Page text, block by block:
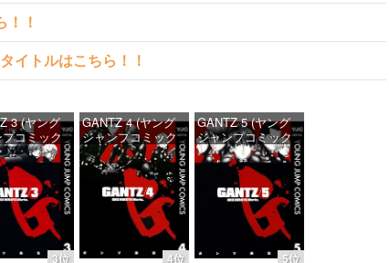
！
イトルはこちら！！
3位
3 (ヤング
コミック
価格：¥100
4位
GANTZ 4 (ヤング
ジャンプコミック
スDIGITAL)
価格：¥100
5位
GANTZ 5 (ヤング
ジャンプコミック
スDIGITAL)
価格：¥100